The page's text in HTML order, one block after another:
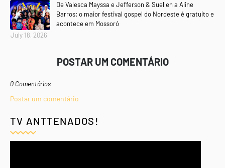
De Valesca Mayssa e Jefferson & Suellen a Aline
Barros: o maior festival gospel do Nordeste é gratuito e
acontece em Mossoró
July 18, 2026
POSTAR UM COMENTÁRIO
0 Comentários
Postar um comentário
TV ANTTENADOS!